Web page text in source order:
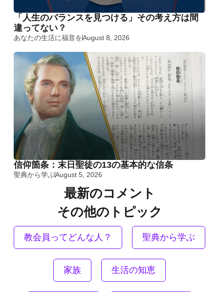
「人生のバランスを見つける」その考え方は間
違ってない？
あなたの生活に福音をAugust 8, 2026
信仰箇条：末日聖徒の13の基本的な信条
聖典から学ぶAugust 5, 2026
最新のコメント
その他のトピック
教会員ってどんな人？ 聖典から学ぶ
家族 生活の知恵